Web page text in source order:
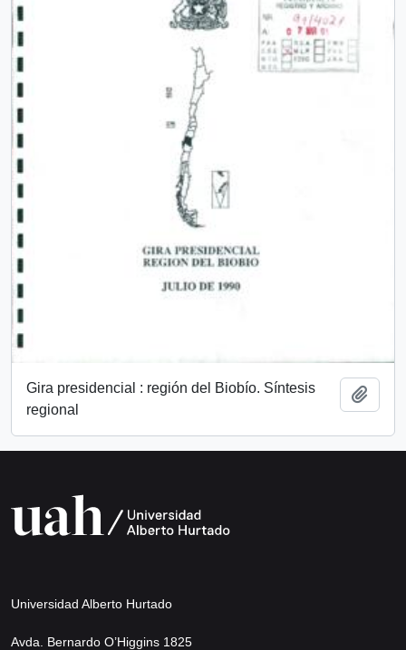
Gira presidencial : región del Biobío. Síntesis
regional
Universidad Alberto Hurtado
Avda. Bernardo O’Higgins 1825